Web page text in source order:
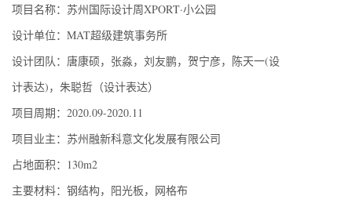
项目名称：苏州国际设计周XPORT·小公园
设计单位：MAT超级建筑事务所
设计团队：唐康硕，张淼，刘友鹏，贺宁彦，陈天一(设
计表达)，朱聪哲（设计表达）
项目周期：2020.09-2020.11
项目业主：苏州融新科意文化发展有限公司
占地面积：130m2
主要材料：钢结构，阳光板，网格布